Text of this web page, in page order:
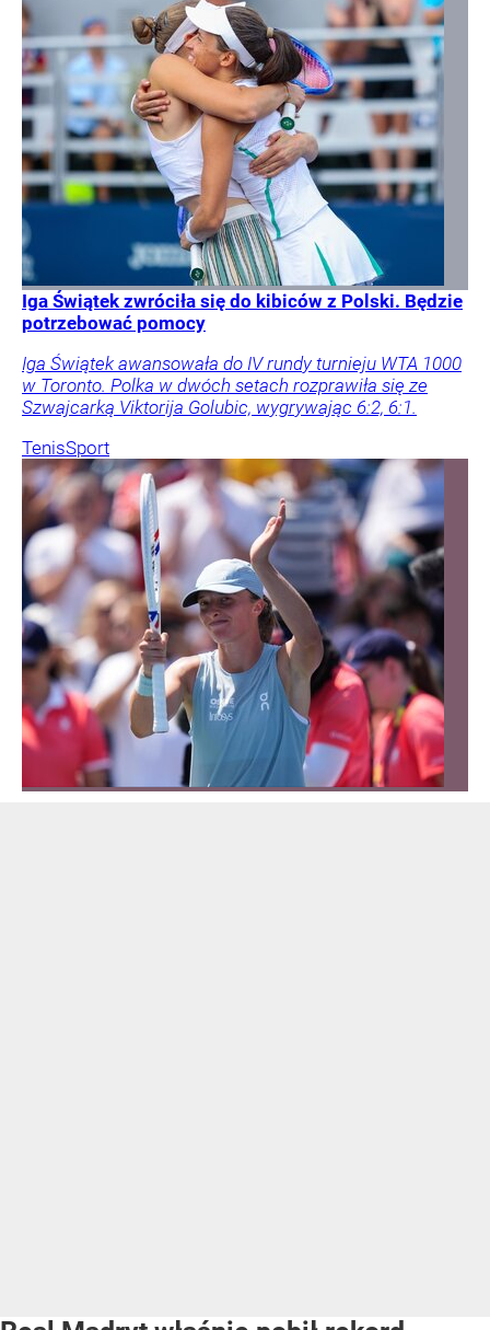
Iga Świątek zwróciła się do kibiców z Polski. Będzie
potrzebować pomocy
Iga Świątek awansowała do IV rundy turnieju WTA 1000
w Toronto. Polka w dwóch setach rozprawiła się ze
Szwajcarką Viktorija Golubic, wygrywając 6:2, 6:1.
TenisSport